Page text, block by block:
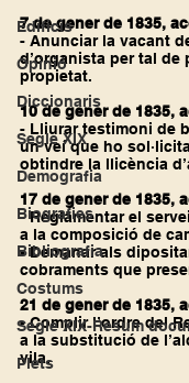
Edificis
Opinió
Diccionaris
Segle XIX
Demografia
Biografies
Bibliografia
Costums
Segle XIX-Resum
Plets
7 de gener de 1835,
- Anunciar la vacant
d’organista per tal de
propietat.
10 de gener de 1835,
- Lliurar testimoni de
un veí que ho
obtindre la llicència
17 de gener de 1835,
- Reglamentar el
a la composició de
- Demanar als
cobraments que
21 de gener de 1835,
- Complir l’ordre del
a la substitució de
vila.